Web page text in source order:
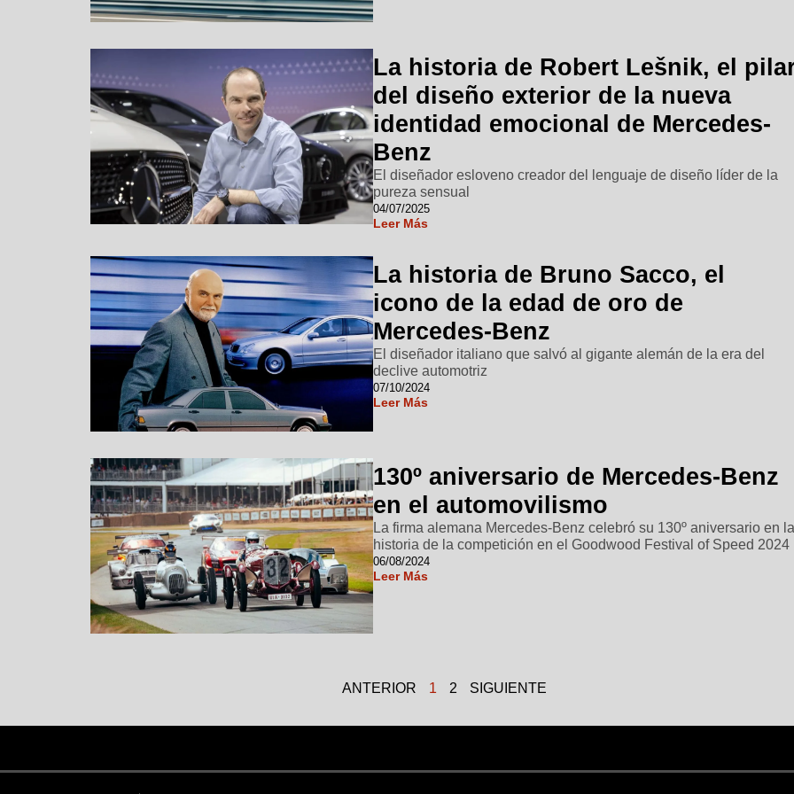
La historia de Robert Lešnik, el
del diseño exterior de la nueva
identidad emocional de Mercedes-
Benz
El diseñador esloveno creador del lenguaje de diseño líder de la
pureza sensual
04/07/2025
Leer Más
La historia de Bruno Sacco, el
icono de la edad de oro de
Mercedes-Benz
El diseñador italiano que salvó al gigante alemán de la era del
declive automotriz
07/10/2024
Leer Más
130º aniversario de Mercedes-Benz
en el automovilismo
La firma alemana Mercedes-Benz celebró su 130º aniversario en
historia de la competición en el Goodwood Festival of Speed 2024
06/08/2024
Leer Más
ANTERIOR 1 2 SIGUIENTE